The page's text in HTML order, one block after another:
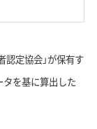
認定協会」が保有す
を基に算出した